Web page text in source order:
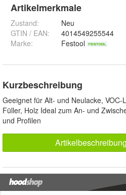
Artikelmerkmale
Zustand:
Neu
GTIN / EAN:
4014549255544
Marke:
Festool
Kurzbeschreibung
Geeignet für Alt- und Neulacke,
Füller, Holz Ideal zum An- und
und Profilen